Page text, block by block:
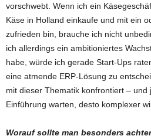
vorschwebt. Wenn ich ein
Käse in Holland einkaufe und mit ein
zufrieden bin, brauche ich nicht
ich allerdings ein ambitioniertes
habe, würde ich gerade Start-Ups
eine atmende ERP-Lösung zu
mit dieser Thematik konfrontiert – und
Einführung warten, desto komplexer
Worauf sollte man besonders